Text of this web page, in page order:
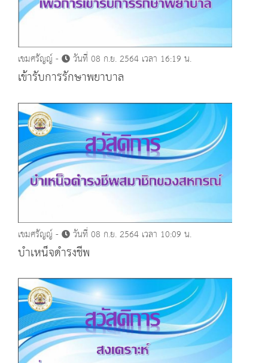
เขมศรัญญ์ - วันที่ 08 ก.ย. 2564 เวลา 16:19 น.
เข้ารับการรักษาพยาบาล
เขมศรัญญ์ - วันที่ 08 ก.ย. 2564 เวลา 10:09 น.
บำเหน็จดำรงชีพ